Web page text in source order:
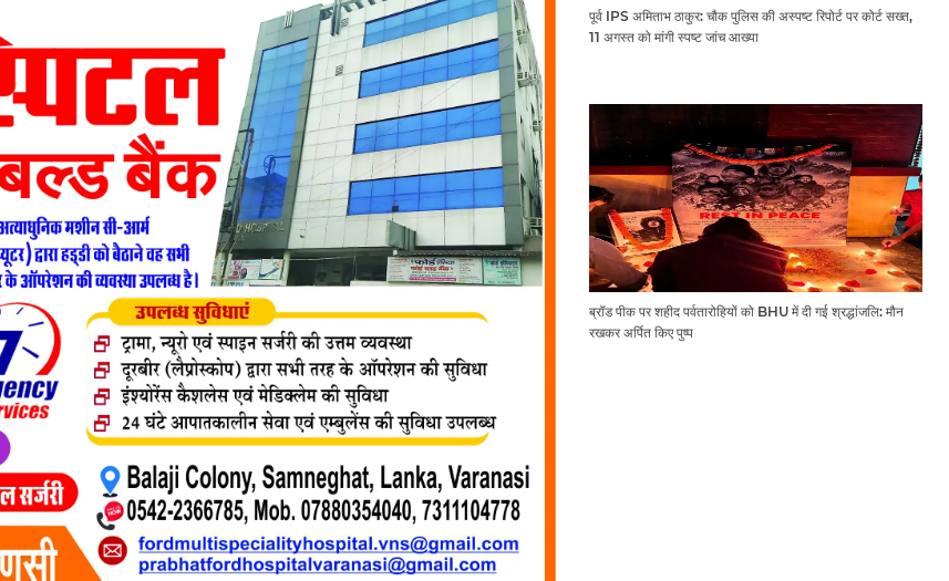
पूर्व IPS अमिताभ ठाकुर: चौक पुलिस की अस्पष्ट रिपोर्ट पर कोर्ट सख्त,
11 अगस्त को मांगी स्पष्ट जांच आख्या
ब्रॉड पीक पर शहीद पर्वतारोहियों को BHU में दी गई श्रद्धांजलि: मौन
रखकर अर्पित किए पुष्प